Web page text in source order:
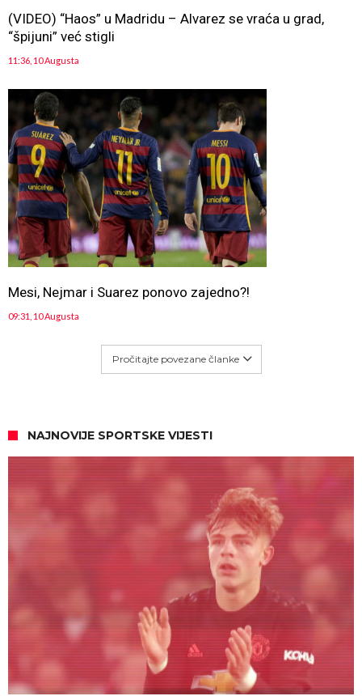
(VIDEO) “Haos” u Madridu – Alvarez se vraća u grad,
“špijuni” već stigli
11:36, 10 Augusta
Mesi, Nejmar i Suarez ponovo zajedno?!
09:31, 10 Augusta
Pročitajte povezane članke
NAJNOVIJE SPORTSKE VIJESTI